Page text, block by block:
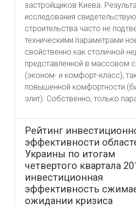
застройщиков Киева.
исследования
строительства часто не
техническими параметрами
свойственно как столичной
представленной в массовом
(эконом- и комфорт-класс),
повышенной комфортности
элит). Собственно, только
Рейтинг
эффективности
Украины по итогам
четвертого квартала
инвестиционная
эффективность
ожидании кризиса